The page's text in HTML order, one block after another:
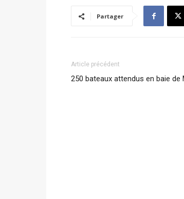
Partager
Article précédent
250 bateaux attendus en baie de